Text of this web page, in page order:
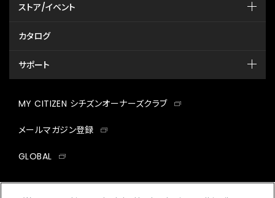
ストア/イベント
カタログ
サポート
MY CITIZEN シチズンオーナーズクラブ
メールマガジン登録
GLOBAL